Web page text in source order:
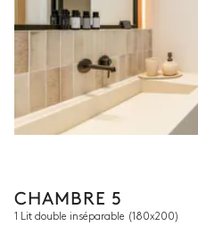
CHAMBRE 5
1 Lit double inséparable (180x200)